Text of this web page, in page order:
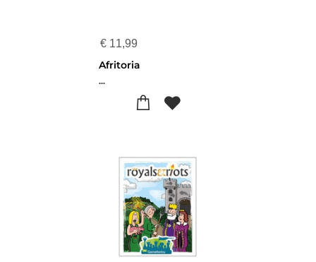
€ 11,99
Afritoria
...